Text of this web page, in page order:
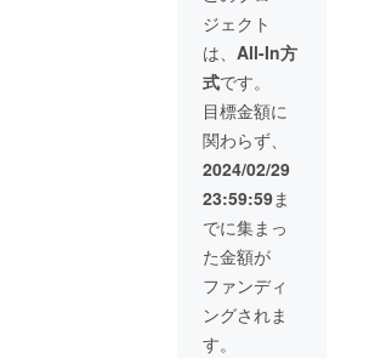
100g/袋
※原材料
などの
情報は
プロ
ジェク
ト本文
をご確
認くだ
さい。
はzoom
を使用
しま
す。 ・
延長料
金はカ
ウンセ
リング
終了後
にお伝
えする
銀行口
座へお
振込い
ただき
ます
（振込
のお届
けとな
りま
定期便
お届け
途中の
レシピ
内容の
変更は
できま
せん。
【お召
し上が
り方・
お食事
量の目
けの際
に同梱
される
冊子に
詳しく
記載し
ていま
すの
ちらを
よくお
読みい
ただい
た上で
お召し
上がり
（鶏）
ごはん
✕ 4袋」
「お魚
（鮭）
ごはん
✕ 4袋」
「お肉
（鶏）
ごは
ん・お
魚
（鮭）
ごはん
を各2袋
ずつ
（計4
彩先生
のサイ
ン入り
新刊書
籍付き
★予定
販売価
格
（7,380
円/2024
年3月中
旬発売
開始予
定）か
ら
▲10%
OFFの8
ジェクト
は、 All-In方
式です。
目標金額に
関わらず、
2024/02/29
23:59:59ま
でに集まっ
た金額が
ファンディ
ングされま
す。